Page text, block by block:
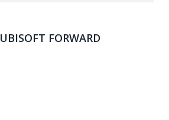
UBISOFT FORWARD